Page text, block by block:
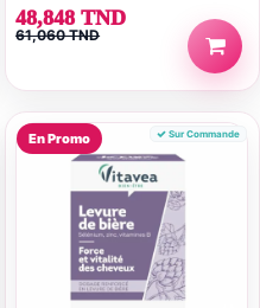
48,848 TND
61,060 TND
En Promo Sur Commande